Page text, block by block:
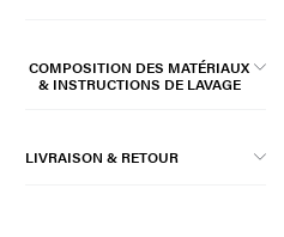
COMPOSITION DES MATÉRIAUX
& INSTRUCTIONS DE LAVAGE
LIVRAISON & RETOUR